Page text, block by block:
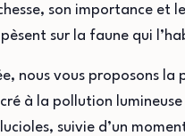
son importance et
sur la faune qui
nous vous proposons la
à la pollution lumineuse
suivie d’un